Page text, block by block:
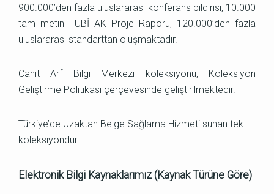
900.000’den fazla uluslararası konferans bildirisi, 10.000
tam metin TÜBİTAK Proje Raporu, 120.000’den fazla
uluslararası standarttan oluşmaktadır.
Cahit Arf Bilgi Merkezi koleksiyonu, Koleksiyon
Geliştirme Politikası çerçevesinde geliştirilmektedir.
Türkiye’de Uzaktan Belge Sağlama Hizmeti sunan tek
koleksiyondur.
Elektronik Bilgi Kaynaklarımız (Kaynak Türüne Göre)